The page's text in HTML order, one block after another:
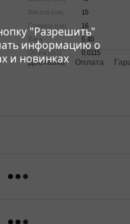
"Разрешить"
информацию о
и новинках
Висота (см)
15
Глибина (см)
16
Вага
5,40
Об`єм (m3)
0,0115
Доставка Оплата